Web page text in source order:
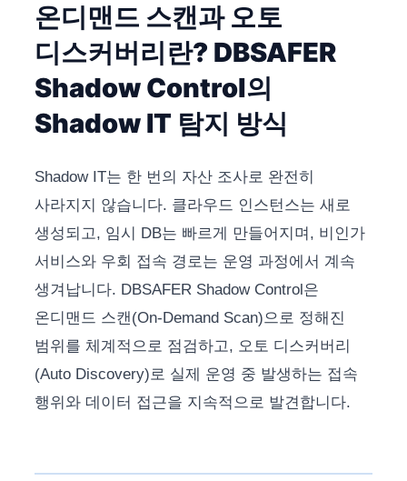
온디맨드 스캔과 오토
디스커버리란? DBSAFER
Shadow Control의
Shadow IT 탐지 방식
Shadow IT는 한 번의 자산 조사로 완전히
사라지지 않습니다. 클라우드 인스턴스는 새로
생성되고, 임시 DB는 빠르게 만들어지며, 비인가
서비스와 우회 접속 경로는 운영 과정에서 계속
생겨납니다. DBSAFER Shadow Control은
온디맨드 스캔(On-Demand Scan)으로 정해진
범위를 체계적으로 점검하고, 오토 디스커버리
(Auto Discovery)로 실제 운영 중 발생하는 접속
행위와 데이터 접근을 지속적으로 발견합니다.